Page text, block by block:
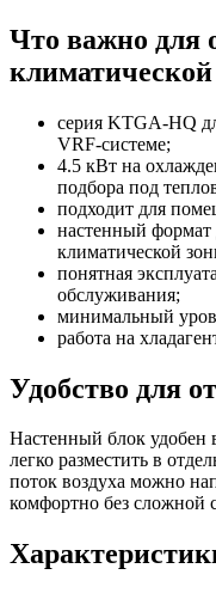
Что важно для
серия KTGA-HQ
VRF-системе;
4.5 кВт на
подбора под
подходит для
настенный формат
климатической
понятная
обслуживания;
минимальный
работа на
Удобство для
Настенный блок удобен
легко разместить в
поток воздуха можно
комфортно без сложной